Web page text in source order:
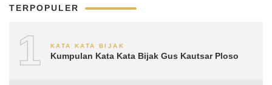
TERPOPULER
1 KATA KATA BIJAK
Kumpulan Kata Kata Bijak Gus Kautsar Ploso